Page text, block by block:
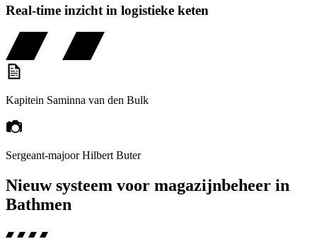
Real-time inzicht in logistieke keten
Kapitein Saminna van den Bulk
Sergeant-majoor Hilbert Buter
Nieuw systeem voor magazijnbeheer in
Bathmen